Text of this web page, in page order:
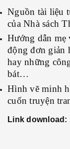
Nguồn tài liệu
của Nhà sách
Hướng dẫn mẹ
động đơn giản
hay những
bát…
Hình vẽ minh
cuốn truyện
Link download: